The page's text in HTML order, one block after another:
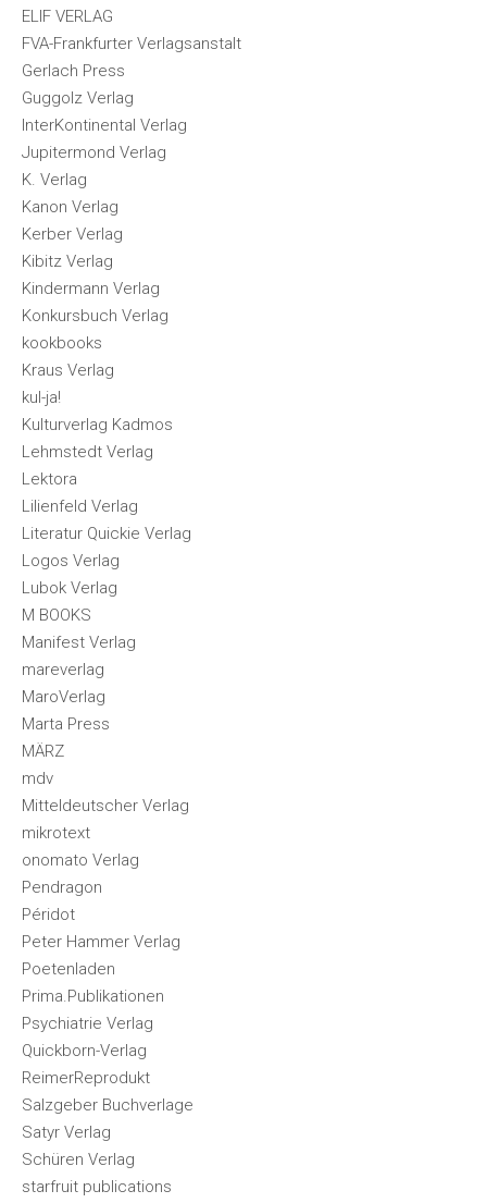
ELIF VERLAG
FVA-Frankfurter Verlagsanstalt
Gerlach Press
Guggolz Verlag
InterKontinental Verlag
Jupitermond Verlag
K. Verlag
Kanon Verlag
Kerber Verlag
Kibitz Verlag
Kindermann Verlag
Konkursbuch Verlag
kookbooks
Kraus Verlag
kul-ja!
Kulturverlag Kadmos
Lehmstedt Verlag
Lektora
Lilienfeld Verlag
Literatur Quickie Verlag
Logos Verlag
Lubok Verlag
M BOOKS
Manifest Verlag
mareverlag
MaroVerlag
Marta Press
MÄRZ
mdv
Mitteldeutscher Verlag
mikrotext
onomato Verlag
Pendragon
Péridot
Peter Hammer Verlag
Poetenladen
Prima.Publikationen
Psychiatrie Verlag
Quickborn-Verlag
ReimerReprodukt
Salzgeber Buchverlage
Satyr Verlag
Schüren Verlag
starfruit publications